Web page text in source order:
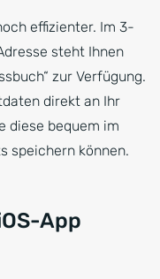
effizienter. Im 3-
steht Ihnen
zur Verfügung.
direkt an Ihr
diese bequem im
speichern können.
App